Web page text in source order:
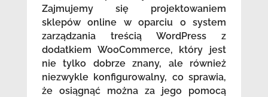
Zajmujemy się projektowaniem
sklepów online w oparciu o system
zarządzania treścią WordPress z
dodatkiem WooCommerce, który jest
nie tylko dobrze znany, ale również
niezwykle konfigurowalny, co sprawia,
że osiągnąć można za jego pomocą